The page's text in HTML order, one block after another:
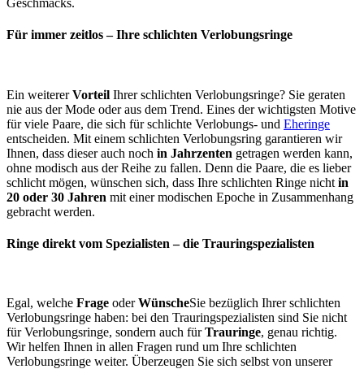
Geschmacks.
Für immer zeitlos – Ihre schlichten Verlobungsringe
Ein weitererVorteil Ihrer schlichten Verlobungsringe? Sie geraten
nie aus der Mode oder aus dem Trend. Eines der wichtigsten Motive
für viele Paare, die sich für schlichte Verlobungs- und Eheringe
entscheiden. Mit einem schlichten Verlobungsring garantieren wir
Ihnen, dass dieser auch noch in Jahrzenten getragen werden kann,
ohne modisch aus der Reihe zu fallen. Denn die Paare, die es lieber
schlicht mögen, wünschen sich, dass Ihre schlichten Ringe nicht in
20 oder 30 Jahren mit einer modischen Epoche in Zusammenhang
gebracht werden.
Ringe direkt vom Spezialisten – die Trauringspezialisten
Egal, welche Frage oderWünscheSie bezüglich Ihrer schlichten
Verlobungsringe haben: bei den Trauringspezialisten sind Sie nicht
für Verlobungsringe, sondern auch fürTrauringe, genau richtig.
Wir helfen Ihnen in allen Fragen rund um Ihre schlichten
Verlobungsringe weiter. Überzeugen Sie sich selbst von unserer